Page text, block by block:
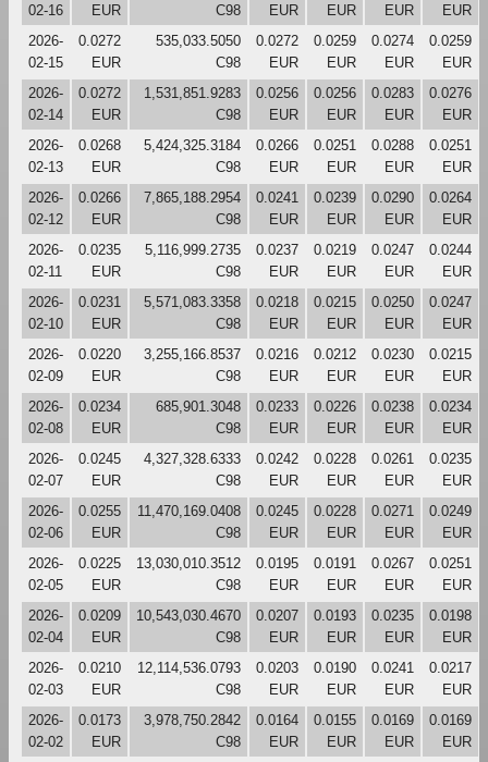
02-16
EUR
C98
EUR
EUR
EUR
EUR
2026-
02-15
0.0272
EUR
535,033.5050
C98
0.0272
EUR
0.0259
EUR
0.0274
EUR
0.0259
EUR
2026-
02-14
0.0272
EUR
1,531,851.9283
C98
0.0256
EUR
0.0256
EUR
0.0283
EUR
0.0276
EUR
2026-
02-13
0.0268
EUR
5,424,325.3184
C98
0.0266
EUR
0.0251
EUR
0.0288
EUR
0.0251
EUR
2026-
02-12
0.0266
EUR
7,865,188.2954
C98
0.0241
EUR
0.0239
EUR
0.0290
EUR
0.0264
EUR
2026-
02-11
0.0235
EUR
5,116,999.2735
C98
0.0237
EUR
0.0219
EUR
0.0247
EUR
0.0244
EUR
2026-
02-10
0.0231
EUR
5,571,083.3358
C98
0.0218
EUR
0.0215
EUR
0.0250
EUR
0.0247
EUR
2026-
02-09
0.0220
EUR
3,255,166.8537
C98
0.0216
EUR
0.0212
EUR
0.0230
EUR
0.0215
EUR
2026-
02-08
0.0234
EUR
685,901.3048
C98
0.0233
EUR
0.0226
EUR
0.0238
EUR
0.0234
EUR
2026-
02-07
0.0245
EUR
4,327,328.6333
C98
0.0242
EUR
0.0228
EUR
0.0261
EUR
0.0235
EUR
2026-
02-06
0.0255
EUR
11,470,169.0408
C98
0.0245
EUR
0.0228
EUR
0.0271
EUR
0.0249
EUR
2026-
02-05
0.0225
EUR
13,030,010.3512
C98
0.0195
EUR
0.0191
EUR
0.0267
EUR
0.0251
EUR
2026-
02-04
0.0209
EUR
10,543,030.4670
C98
0.0207
EUR
0.0193
EUR
0.0235
EUR
0.0198
EUR
2026-
02-03
0.0210
EUR
12,114,536.0793
C98
0.0203
EUR
0.0190
EUR
0.0241
EUR
0.0217
EUR
2026-
02-02
0.0173
EUR
3,978,750.2842
C98
0.0164
EUR
0.0155
EUR
0.0169
EUR
0.0169
EUR